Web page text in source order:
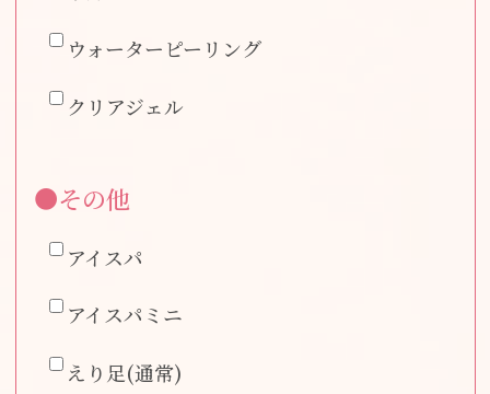
ウォーターピーリング
クリアジェル
●その他
アイスパ
アイスパミニ
えり足(通常)